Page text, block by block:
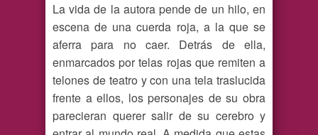
La vida de la autora pende de un hilo, en
escena de una cuerda roja, a la que se
aferra para no caer. Detrás de ella,
enmarcados por telas rojas que remiten a
telones de teatro y con una tela traslucida
frente a ellos, los personajes de su obra
parecieran querer salir de su cerebro y